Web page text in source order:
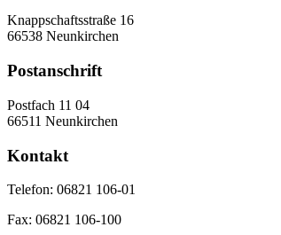
Knappschaftsstraße 16
66538 Neunkirchen
Postanschrift
Postfach 11 04
66511 Neunkirchen
Kontakt
Telefon: 06821 106-01
Fax: 06821 106-100